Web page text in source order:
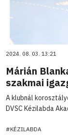
2024. 08. 03. 13:21
Márián
szakmai
A klubnál
DVSC Kézilabda
#KÉZILABDA